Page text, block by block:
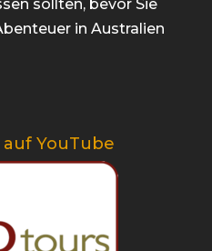
sollten, bevor Sie
in Australien
YouTube